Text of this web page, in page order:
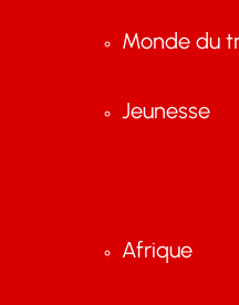
Monde du
Jeunesse
Afrique